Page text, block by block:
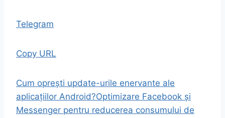
Telegram
Copy URL
Cum oprești update-urile enervante ale
aplicațiilor Android?Optimizare Facebook și
Messenger pentru reducerea consumului de